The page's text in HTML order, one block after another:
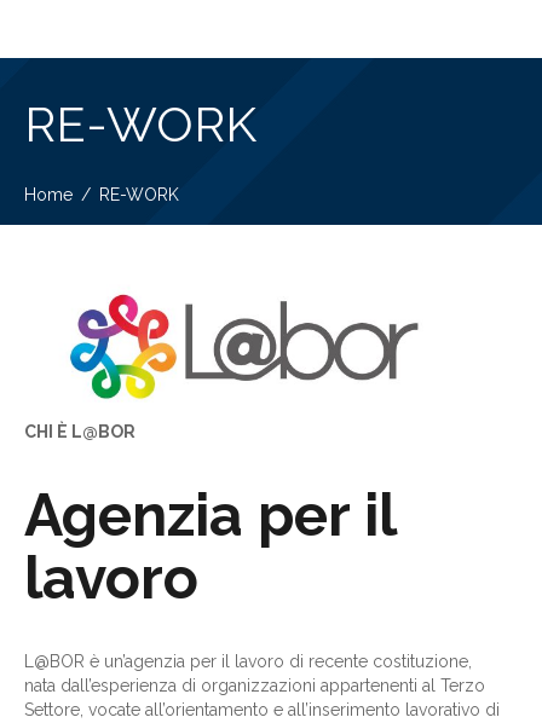
RE-WORK
Home RE-WORK
CHI È L@BOR
Agenzia per il
lavoro
L@BOR è un’agenzia per il lavoro di recente costituzione,
nata dall’esperienza di organizzazioni appartenenti al Terzo
Settore, vocate all’orientamento e all’inserimento lavorativo di